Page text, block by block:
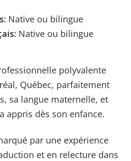
Native ou bilingue
Native ou bilingue
polyvalente
Québec, parfaitement
sa langue maternelle, et
appris dès son enfance.
par une expérience
et en relecture dans